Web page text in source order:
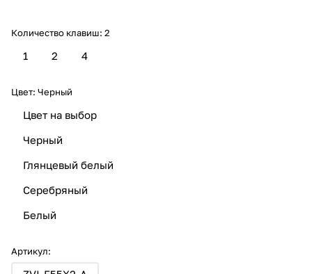
Количество клавиш: 2
2
1 4
Цвет: Черный
Черный
Глянцевый белый
Цвет на выбор
Серебряный
Белый
Артикул: